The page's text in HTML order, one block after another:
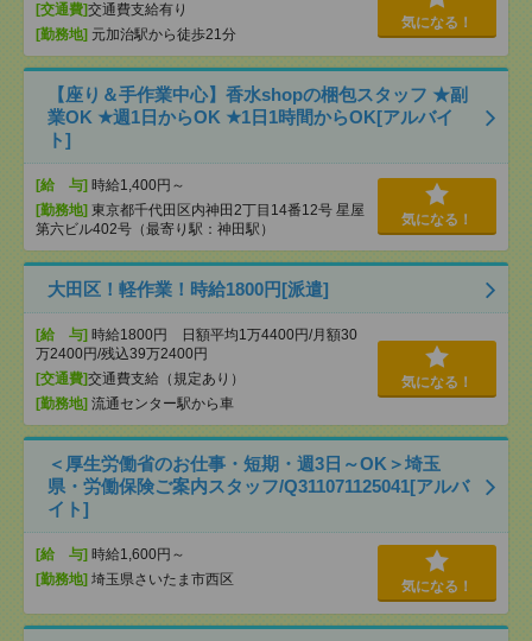
[交通費]交通費支給有り
[勤務地] 元加治駅から徒歩21分
気になる！
【座り＆手作業中心】香水shopの梱包スタッフ ★副
業OK ★週1日からOK ★1日1時間からOK[アルバイ
ト]
[給 与] 時給1,400円～
[勤務地] 東京都千代田区内神田2丁目14番12号 星屋
第六ビル402号（最寄り駅：神田駅）
気になる！
大田区！軽作業！時給1800円[派遣]
[給 与] 時給1800円 日額平均1万4400円/月額30
万2400円/残込39万2400円
[交通費]交通費支給（規定あり）
[勤務地] 流通センター駅から車
気になる！
＜厚生労働省のお仕事・短期・週3日～OK＞埼玉
県・労働保険ご案内スタッフ/Q311071125041[アルバ
イト]
[給 与] 時給1,600円～
[勤務地] 埼玉県さいたま市西区 気になる！